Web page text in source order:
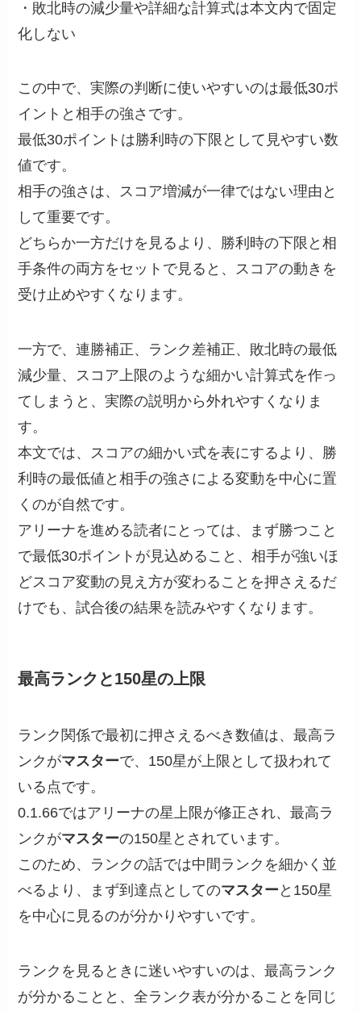
・敗北時の減少量や詳細な計算式は本文内で固定
化しない
この中で、実際の判断に使いやすいのは最低30ポ
イントと相手の強さです。
最低30ポイントは勝利時の下限として見やすい数
値です。
相手の強さは、スコア増減が一律ではない理由と
して重要です。
どちらか一方だけを見るより、勝利時の下限と相
手条件の両方をセットで見ると、スコアの動きを
受け止めやすくなります。
一方で、連勝補正、ランク差補正、敗北時の最低
減少量、スコア上限のような細かい計算式を作っ
てしまうと、実際の説明から外れやすくなりま
す。
本文では、スコアの細かい式を表にするより、勝
利時の最低値と相手の強さによる変動を中心に置
くのが自然です。
アリーナを進める読者にとっては、まず勝つこと
で最低30ポイントが見込めること、相手が強いほ
どスコア変動の見え方が変わることを押さえるだ
けでも、試合後の結果を読みやすくなります。
最高ランクと150星の上限
ランク関係で最初に押さえるべき数値は、最高ラ
ンクがマスターで、150星が上限として扱われて
いる点です。
0.1.66ではアリーナの星上限が修正され、最高ラ
ンクがマスターの150星とされています。
このため、ランクの話では中間ランクを細かく並
べるより、まず到達点としてのマスター と150星
を中心に見るのが分かりやすいです。
ランクを見るときに迷いやすいのは、最高ランク
が分かることと、全ランク表が分かることを同じ